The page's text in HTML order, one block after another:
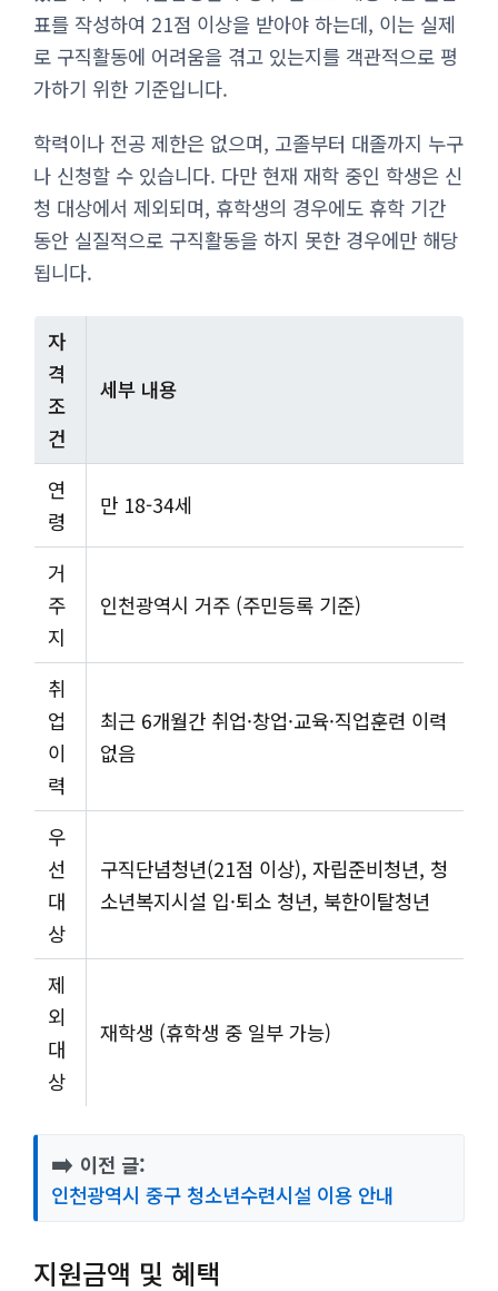
표를 작성하여 21점 이상을 받아야 하는데, 이는 실제
로 구직활동에 어려움을 겪고 있는지를 객관적으로 평
가하기 위한 기준입니다.
학력이나 전공 제한은 없으며, 고졸부터 대졸까지 누구
나 신청할 수 있습니다. 다만 현재 재학 중인 학생은 신
청 대상에서 제외되며, 휴학생의 경우에도 휴학 기간
동안 실질적으로 구직활동을 하지 못한 경우에만 해당
됩니다.
자
격
조
건
세부 내용
연
령
만 18-34세
거
주
지
인천광역시 거주 (주민등록 기준)
취
업
이
력
최근 6개월간 취업·창업·교육·직업훈련 이력
없음
우
선
대
상
구직단념청년(21점 이상), 자립준비청년, 청
소년복지시설 입·퇴소 청년, 북한이탈청년
제
외
대
상
재학생 (휴학생 중 일부 가능)
➡️ 이전 글:
인천광역시 중구 청소년수련시설 이용 안내
지원금액 및 혜택